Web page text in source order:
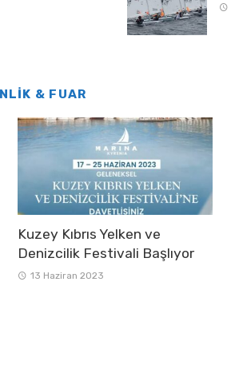
& FUAR
Kuzey Kıbrıs Yelken ve
Denizcilik Festivali Başlıyor
13 Haziran 2023